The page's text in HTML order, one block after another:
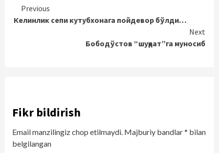
Continue
Reading
Previous
Келинлик сепи кутубхонага пойдевор бўлди…
Next
Бободўстов “шуҳрат”га муносиб
Fikr bildirish
Email manzilingiz chop etilmaydi. Majburiy bandlar* bilan
belgilangan